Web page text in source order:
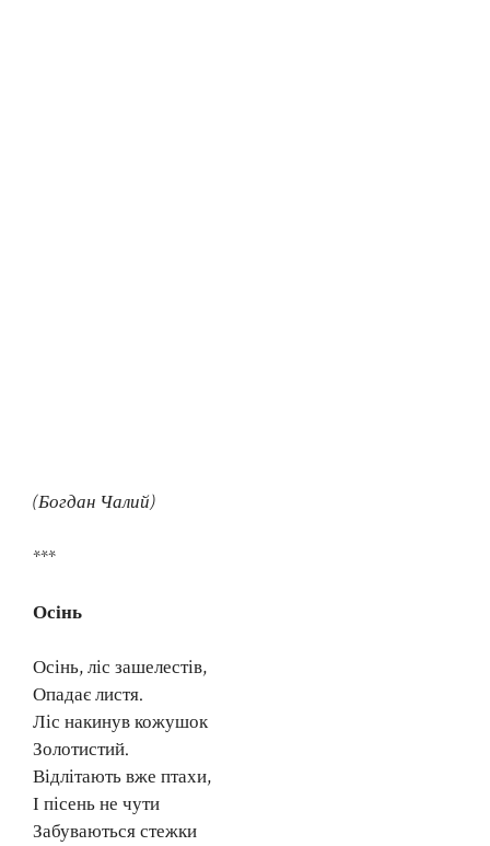
(Богдан Чалий)
***
Осінь
Осінь, ліс зашелестів,
Опадає листя.
Ліс накинув кожушок
Золотистий.
Відлітають вже птахи,
І пісень не чути
Забуваються стежки